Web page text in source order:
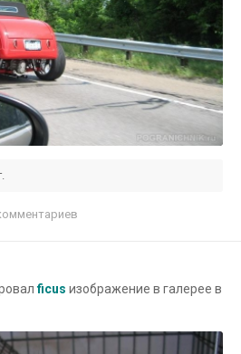
ficus изображение в галерее в